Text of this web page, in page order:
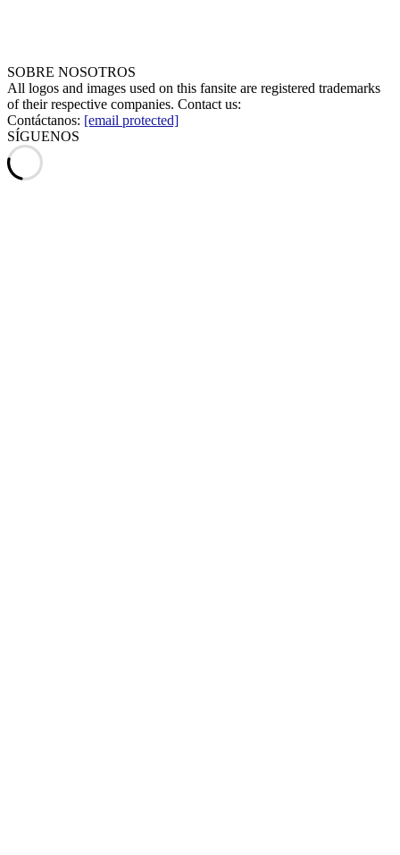
SOBRE NOSOTROS
All logos and images used on this fansite are registered trademarks
of their respective companies. Contact us:
Contáctanos: [email protected]
SÍGUENOS